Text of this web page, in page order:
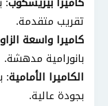
تقريب متقدمة.
كاميرا واسعة
بانورامية مدهشة.
الكاميرا الأمامية
بجودة عالية.